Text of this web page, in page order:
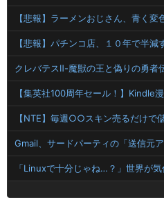
【NTE】毎週○○スキン売るだけで
「Linuxで十分じゃね…？」世界が